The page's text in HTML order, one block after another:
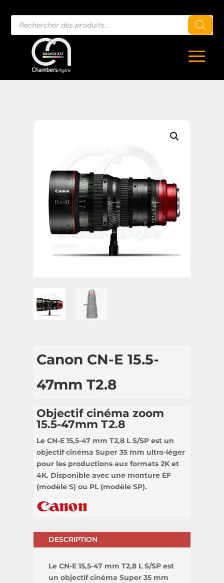
Recherche
de
produits
Canon CN-E 15.5-
47mm T2.8
Objectif cinéma zoom
15.5-47mm T2.8
Le CN-E 15,5-47 mm T2,8 L S/SP est un
objectif cinéma Super 35 mm ultra-léger
pour les productions aux formats 2K et
4K. Disponible avec une monture EF
(modèle S) ou PL (modèle SP).
DESCRIPTION
Le CN-E 15,5-47 mm T2,8 L S/SP est
un objectif cinéma Super 35 mm